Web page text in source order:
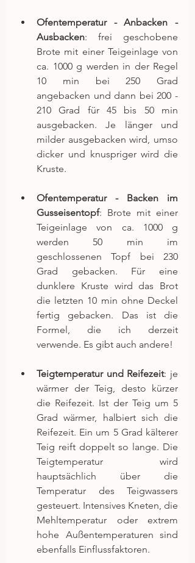
Ofentemperatur - Anbacken -
Ausbacken: frei geschobene
Brote mit einer Teigeinlage von
ca. 1000 g werden in der Regel
10 min bei 250 Grad
angebacken und dann bei 200 -
210 Grad für 45 bis 50 min
ausgebacken. Je länger und
milder ausgebacken wird, umso
dicker und knuspriger wird die
Kruste.
Ofentemperatur - Backen im
Gusseisentopf: Brote mit einer
Teigeinlage von ca. 1000 g
werden 50 min im
geschlossenen Topf bei 230
Grad gebacken. Für eine
dunklere Kruste wird das Brot
die letzten 10 min ohne Deckel
fertig gebacken. Das ist die
Formel, die ich derzeit
verwende. Es gibt auch andere!
Teigtemperatur und Reifezeit: je
wärmer der Teig, desto kürzer
die Reifezeit. Ist der Teig um 5
Grad wärmer, halbiert sich die
Reifezeit. Ein um 5 Grad kälterer
Teig reift doppelt so lange. Die
Teigtemperatur wird
hauptsächlich über die
Temperatur des Teigwassers
gesteuert. Intensives Kneten, die
Mehltemperatur oder extrem
hohe Außentemperaturen sind
ebenfalls Einflussfaktoren.